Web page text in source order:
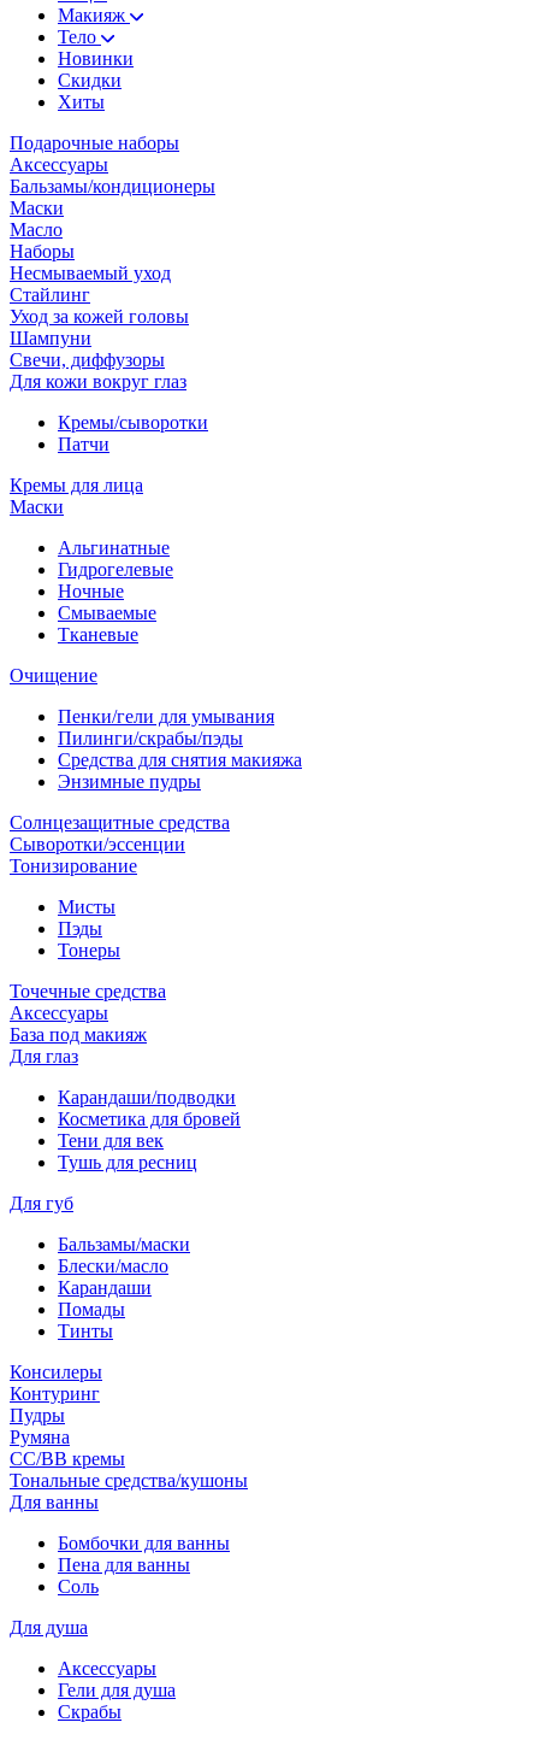
Макияж
Тело
Новинки
Скидки
Хиты
Подарочные наборы
Аксессуары
Бальзамы/кондиционеры
Маски
Масло
Наборы
Несмываемый уход
Стайлинг
Уход за кожей головы
Шампуни
Свечи, диффузоры
Для кожи вокруг глаз
Кремы/сыворотки
Патчи
Кремы для лица
Маски
Альгинатные
Гидрогелевые
Ночные
Смываемые
Тканевые
Очищение
Пенки/гели для умывания
Пилинги/скрабы/пэды
Средства для снятия макияжа
Энзимные пудры
Солнцезащитные средства
Сыворотки/эссенции
Тонизирование
Мисты
Пэды
Тонеры
Точечные средства
Аксессуары
База под макияж
Для глаз
Карандаши/подводки
Косметика для бровей
Тени для век
Тушь для ресниц
Для губ
Бальзамы/маски
Блески/масло
Карандаши
Помады
Тинты
Консилеры
Контуринг
Пудры
Румяна
СС/ВВ кремы
Тональные средства/кушоны
Для ванны
Бомбочки для ванны
Пена для ванны
Соль
Для душа
Аксессуары
Гели для душа
Скрабы